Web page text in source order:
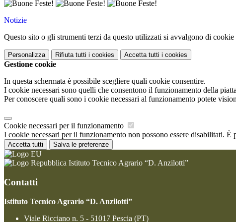
Notizie
Questo sito o gli strumenti terzi da questo utilizzati si avvalgono di
Personalizza Rifiuta tutti i cookies Accetta tutti i cookies
Gestione cookie
In questa schermata è possibile scegliere quali cookie consentire.
I cookie necessari sono quelli che consentono il funzionamento della
Per conoscere quali sono i cookie necessari al funzionamento potete
Cookie necessari per il funzionamento
I cookie necessari per il funzionamento non possono essere disabilitati.
Accetta tutti Salva le preferenze
Istituto Tecnico Agrario “D. Anzilotti”
Contatti
Istituto Tecnico Agrario “D. Anzilotti”
Viale Ricciano n. 5 - 51017 Pescia (PT)